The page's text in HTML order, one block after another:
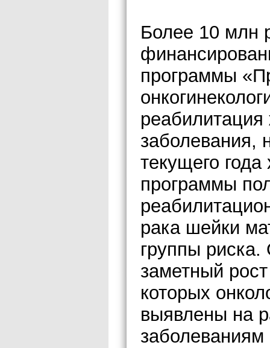
Более 10 млн
программы
заболевания,
текущего
программы
рака шейки
группы риска.
заметный
которых
выявлены на